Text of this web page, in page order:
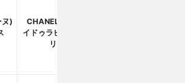
ヌ)
CHANEL(シャネル)
イドゥラビューティク
リーム